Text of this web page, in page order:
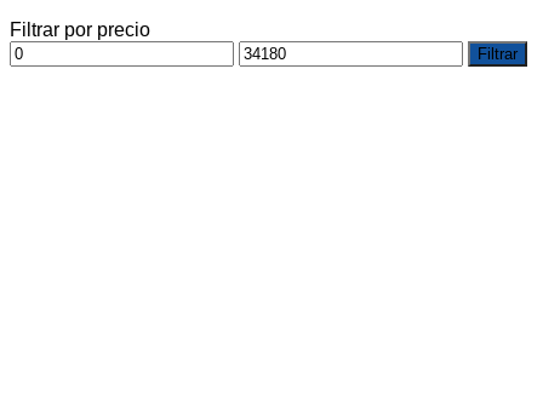
Filtrar por precio
Precio
mínimo
Precio
máximo
Filtrar